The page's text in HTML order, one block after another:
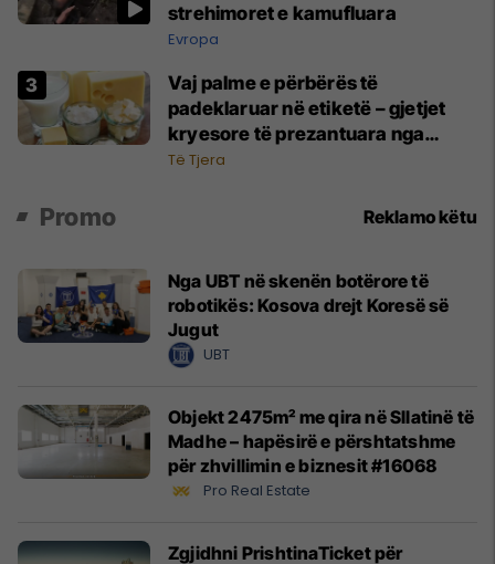
strehimoret e kamufluara
Evropa
Vaj palme e përbërës të
padeklaruar në etiketë – gjetjet
kryesore të prezantuara nga
AUV-i pas kontrollit në sektorin e
Të Tjera
Promo Reklamo këtu
Nga UBT në skenën botërore të
robotikës: Kosova drejt Koresë së
Jugut
UBT
Objekt 2475m² me qira në Sllatinë të
Madhe – hapësirë e përshtatshme
për zhvillimin e biznesit #16068
Pro Real Estate
Zgjidhni PrishtinaTicket për